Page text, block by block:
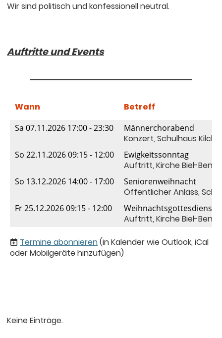
Wir sind politisch und konfessionell neutral.
Auftritte und Events
Wann Betreff
Sa 07.11.2026 17:00 - 23:30 Männerchorabend
Konzert, Schulhaus
So 22.11.2026 09:15 - 12:00 Ewigkeitssonntag
Auftritt, Kirche Biel-
So 13.12.2026 14:00 - 17:00 Seniorenweihnacht
Öffentlicher Anlass,
Fr 25.12.2026 09:15 - 12:00 Weihnachtsgottesdienst
Auftritt, Kirche Biel-
Termine abonnieren(in Kalender wie Outlook, iCal
oder Mobilgeräte hinzufügen)
Keine Einträge.